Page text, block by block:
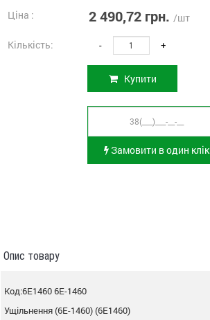
Ціна : 2 490,72 грн. /шт
Кількість: - +
Купити
Замовити в один клік
Опис товару
Код:6E1460 6E-1460
Ущільнення (6E-1460) (6E1460)